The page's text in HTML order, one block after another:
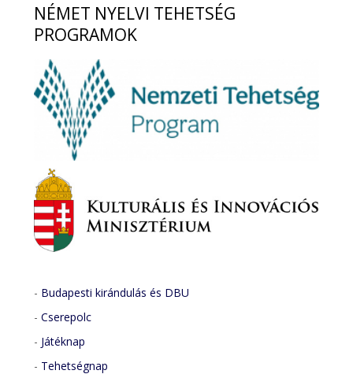
NÉMET NYELVI TEHETSÉG
PROGRAMOK
- Budapesti kirándulás és DBU
-Cserepolc
- Játéknap
- Tehetségnap